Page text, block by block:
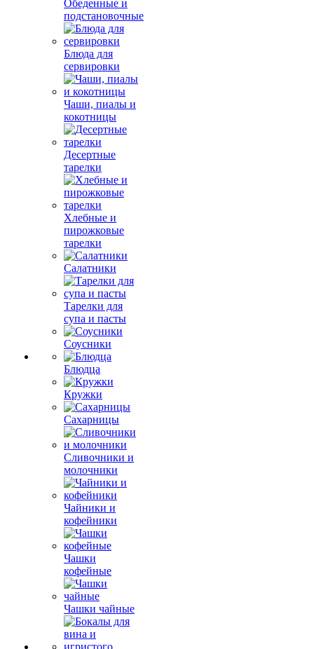
Обеденные и
подстановочные
Блюда для
сервировки
Чаши, пиалы и
кокотницы
Десертные
тарелки
Хлебные и
пирожковые
тарелки
Салатники
Тарелки для
супа и пасты
Соусники
Блюдца
Кружки
Сахарницы
Сливочники и
молочники
Чайники и
кофейники
Чашки
кофейные
Чашки чайные